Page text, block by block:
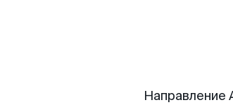
Направление